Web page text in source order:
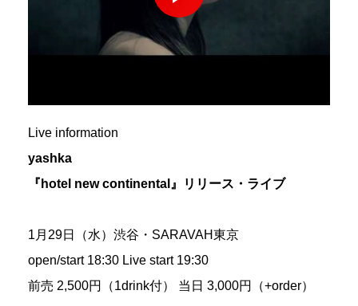
Live information
yashka
『hotel new continental』リリース・ライブ
1月29日（水）渋谷・SARAVAH東京
open/start 18:30 Live start 19:30
前売 2,500円（1drink付） 当日 3,000円（+order）